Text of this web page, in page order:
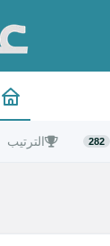
282 الترتيب